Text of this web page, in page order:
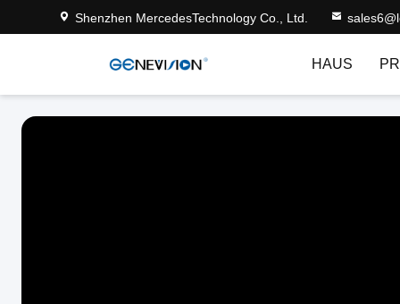
Shenzhen MercedesTechnology Co., Ltd.
HAUS